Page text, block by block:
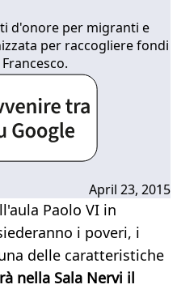
d'onore per migranti e
per raccogliere fondi
April 23, 2015
Paolo VI in
i poveri, i
delle caratteristiche
nella Sala Nervi il